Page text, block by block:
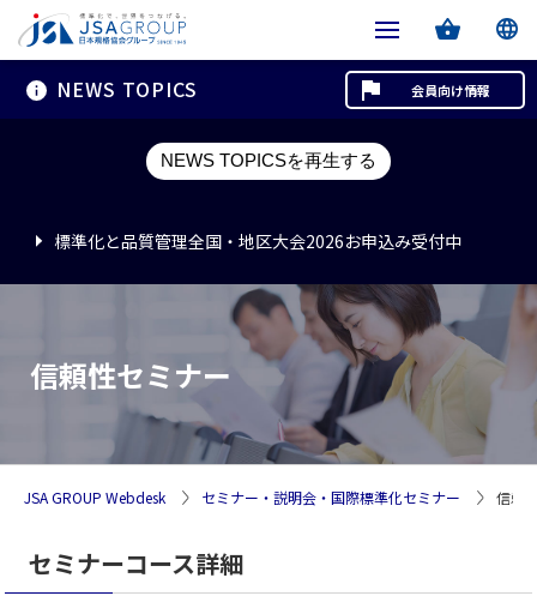
NEWS TOPICS
NEWS TOPICSを再生する
標準化と品質管理全国・地区大会2026お申込み受付中
標準化と品質管理全国・地区大会2026お申込み受付中
標準化と品質管理全国・地区大会2026お申込み受付中
会員向け情報
信頼性セミナー
JSA GROUP Webdesk セミナー・説明会・国際標準化セミナー 信頼
セミナーコース詳細